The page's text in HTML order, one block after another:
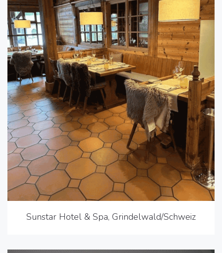
Sunstar Hotel & Spa, Grindelwald/Schweiz